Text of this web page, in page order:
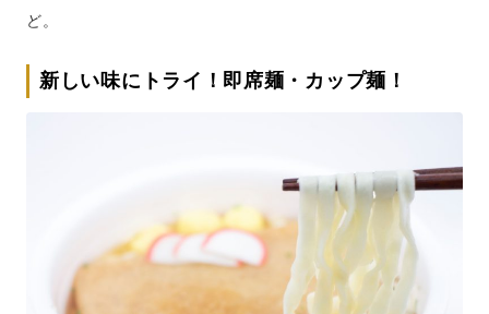
ど。
新しい味にトライ！即席麺・カップ麺！